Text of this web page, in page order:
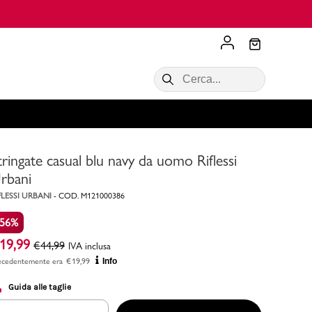
Acquista ora
VALIGIE CIAK
Scopri di più
casual blu navy da uomo Riflessi
URBANI - COD. M121000386
19,99 €44,99 IVA inclusa
era €19,99 Info
Guida alle taglie